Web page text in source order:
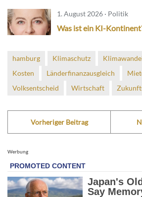
1. August 2026 · Politik
Was ist ein KI-
hamburg Klimaschutz
Kosten
Länderfinanzausgleich
Volksentscheid
Wirtschaft
Vorheriger Beitrag
Werbung